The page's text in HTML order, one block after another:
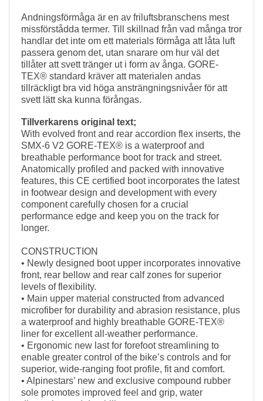
Andningsförmåga är en av friluftsbranschens mest
missförstådda termer. Till skillnad från vad många tror
handlar det inte om ett materials förmåga att låta luft
passera genom det, utan snarare om hur väl det
tillåter att svett tränger ut i form av ånga. GORE-
TEX® standard kräver att materialen andas
tillräckligt bra vid höga ansträngningsnivåer för att
svett lätt ska kunna förångas.
Tillverkarens original text;
With evolved front and rear accordion flex inserts, the
SMX-6 V2 GORE-TEX® is a waterproof and
breathable performance boot for track and street.
Anatomically profiled and packed with innovative
features, this CE certified boot incorporates the latest
in footwear design and development with every
component carefully chosen for a crucial
performance edge and keep you on the track for
longer.
CONSTRUCTION
• Newly designed boot upper incorporates innovative
front, rear bellow and rear calf zones for superior
levels of flexibility.
• Main upper material constructed from advanced
microfiber for durability and abrasion resistance, plus
a waterproof and highly breathable GORE-TEX®
liner for excellent all-weather performance.
• Ergonomic new last for forefoot streamlining to
enable greater control of the bike’s controls and for
superior, wide-ranging foot profile, fit and comfort.
• Alpinestars’ new and exclusive compound rubber
sole promotes improved feel and grip, water